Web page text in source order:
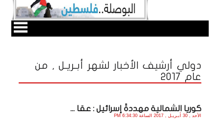
دولي أرشيف الأخبار لشهر أبـريـل , من
عام 2017
كوريا الشمالية مهددةً إسرائيل : عقا ...
الأحد , 30 أبـريـل , 2017 الساعة 6:34:30 PM